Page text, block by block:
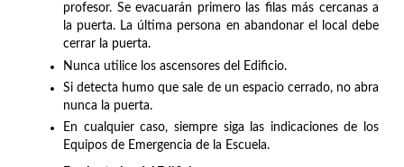
profesor. Se evacuarán primero las filas más cercanas a
la puerta. La última persona en abandonar el local debe
cerrar la puerta.
Nunca utilice los ascensores del Edificio.
Si detecta humo que sale de un espacio cerrado, no abra
nunca la puerta.
En cualquier caso, siempre siga las indicaciones de los
Equipos de Emergencia de la Escuela.